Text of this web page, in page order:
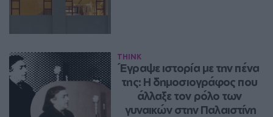
THINK
Έγραψε ιστορία με την πένα
της: Η δημοσιογράφος που
άλλαξε τον ρόλο των
γυναικών στην Παλαιστίνη